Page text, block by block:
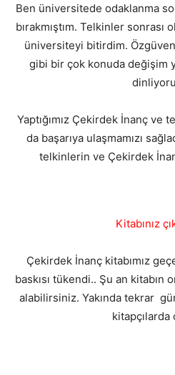
Ben üniversitede odaklanma
bırakmıştım. Telkinler sonrası
üniversiteyi bitirdim.
gibi bir çok konuda değişim
Yaptığımız Çekirdek İnanç
da başarıya ulaşmamızı
telkinlerin ve Çekirdek
Kitabınız
Çekirdek İnanç kitabımız
baskısı tükendi.. Şu an kitabın
alabilirsiniz. Yakında tekrar
kitapçılarda